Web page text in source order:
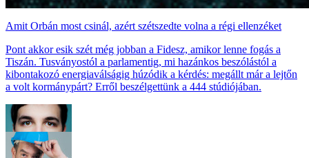
Amit Orbán most csinál, azért szétszedte volna a régi ellenzéket
Pont akkor esik szét még jobban a Fidesz, amikor lenne fogás a
Tiszán. Tusványostól a parlamentig, mi hazánkos beszólástól a
kibontakozó energiaválságig húzódik a kérdés: megállt már a lejtőn
a volt kormánypárt? Erről beszélgettünk a 444 stúdiójában.